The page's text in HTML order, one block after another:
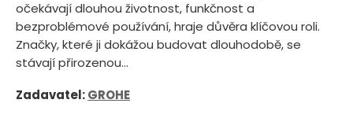
očekávají dlouhou životnost, funkčnost a
bezproblémové používání, hraje důvěra klíčovou roli.
Značky, které ji dokážou budovat dlouhodobě, se
stávají přirozenou...
Zadavatel:GROHE